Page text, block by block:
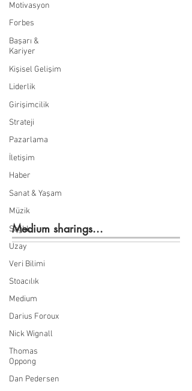
Motivasyon
Forbes
Başarı &
Kariyer
Kişisel Gelişim
Liderlik
Girişimcilik
Strateji
Pazarlama
İletişim
Haber
Sanat & Yaşam
Müzik
Sağlık
Uzay
Veri Bilimi
Stoacılık
Medium
Darius Foroux
Nick Wignall
Thomas
Oppong
Dan Pedersen
Medium sharings...